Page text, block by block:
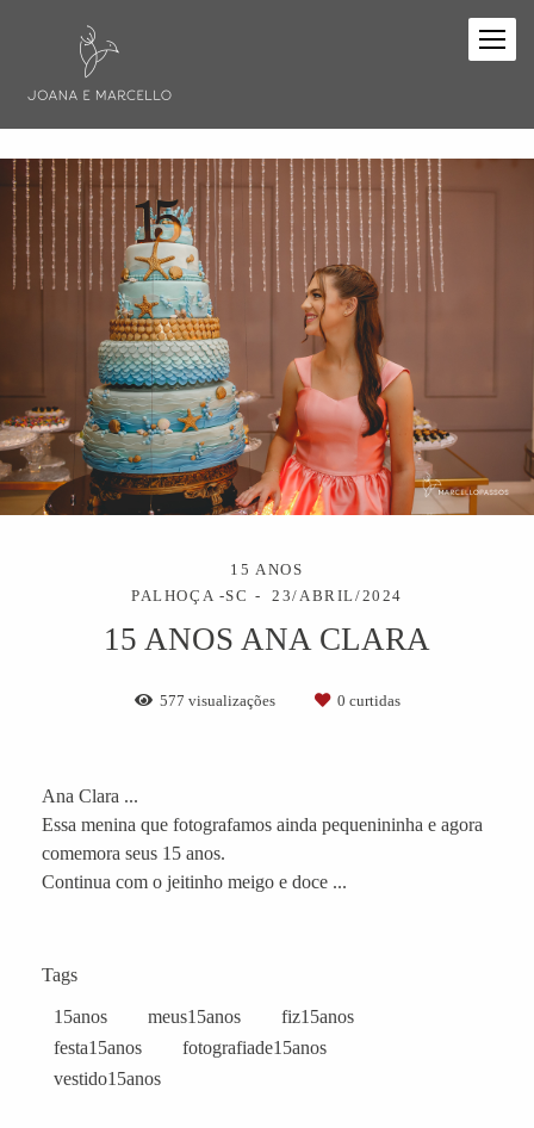
15 ANOS
PALHOÇA -SC
23/ABRIL/2024
15 ANOS ANA CLARA
577 visualizações 0 curtidas
Ana Clara ...
Essa menina que fotografamos ainda pequenininha e agora
comemora seus 15 anos.
Continua com o jeitinho meigo e doce ...
Tags
15anos meus15anos
fiz15anos
festa15anos
fotografiade15anos
vestido15anos